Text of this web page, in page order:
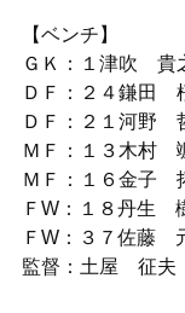
【ベンチ】
ＧＫ：１津吹 貴
ＤＦ：２４鎌田
ＤＦ：２１河野
ＭＦ：１３木村
ＭＦ：１６金子
ＦW：１８丹生
ＦW：３７佐藤
監督：土屋 征夫